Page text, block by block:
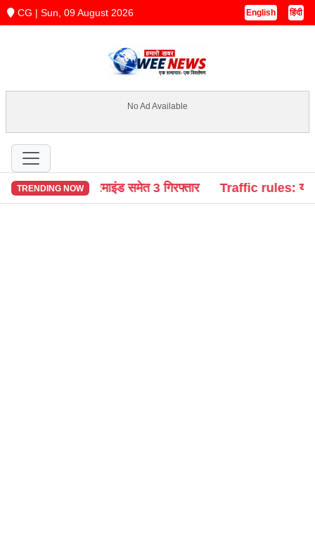
CG | Sun, 09 August 2026 English हिंदी
No Ad Available
TRENDING NOWसमेत 3 गिरफ्तार Traffic rules: यातायात नियमों